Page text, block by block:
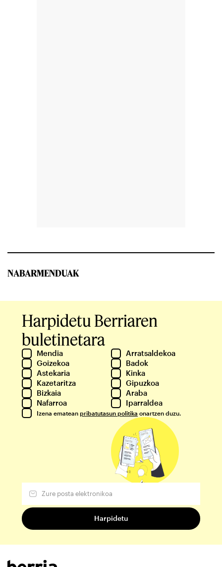
NABARMENDUAK
Harpidetu Berriaren
buletinetara
Mendia
Arratsaldekoa
Goizekoa
Badok
Astekaria
Kinka
Kazetaritza
Gipuzkoa
Bizkaia
Araba
Nafarroa
Iparraldea
Izena ematean pribatutasun politika onartzen duzu.